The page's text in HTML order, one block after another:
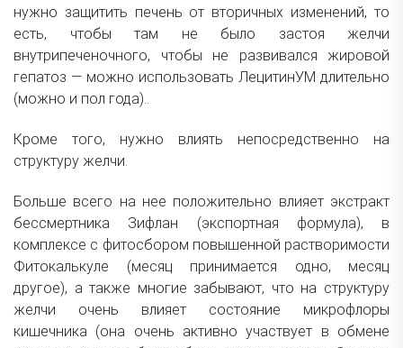
нужно защитить печень от вторичных изменений, то
есть, чтобы там не было застоя желчи
внутрипеченочного, чтобы не развивался жировой
гепатоз — можно использовать ЛецитинУМ длительно
(можно и пол года)..
Кроме того, нужно влиять непосредственно на
структуру желчи.
Больше всего на нее положительно влияет экстракт
бессмертника Зифлан (экспортная формула), в
комплексе с фитосбором повышенной растворимости
Фитокалькуле (месяц принимается одно, месяц
другое), а также многие забывают, что на структуру
желчи очень влияет состояние микрофлоры
кишечника (она очень активно участвует в обмене